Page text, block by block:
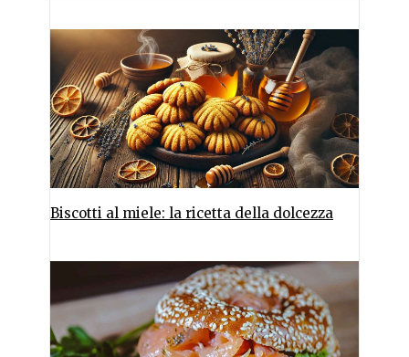
Biscotti al miele: la ricetta della dolcezza